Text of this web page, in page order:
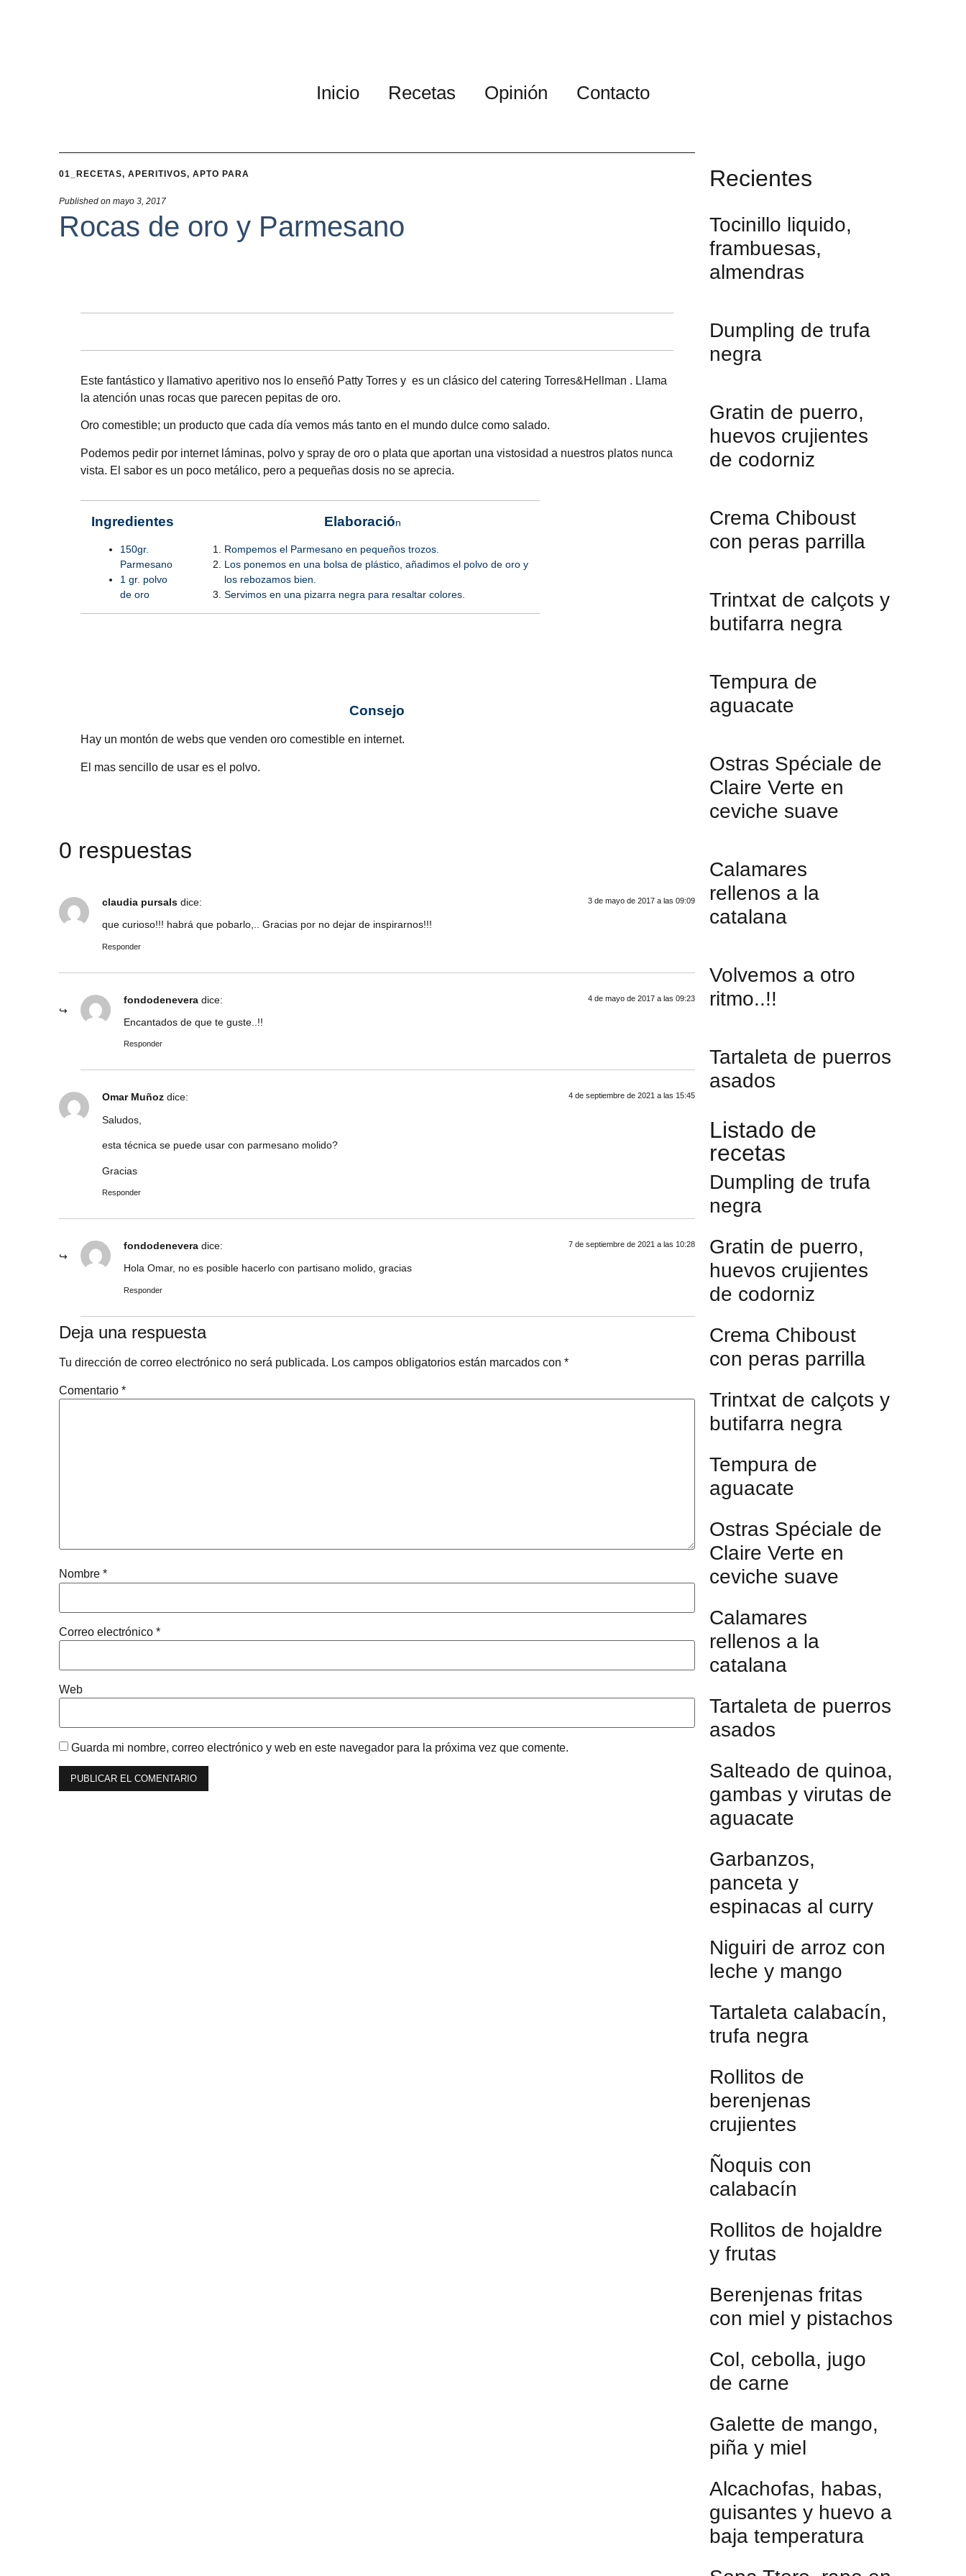
Inicio Recetas Opinión Contacto
01_RECETAS, APERITIVOS, APTO PARA
Published on mayo 3, 2017
Rocas de oro y Parmesano
Este fantástico y llamativo aperitivo nos lo enseñó Patty Torres y es un clásico del catering Torres&Hellman . Llama
la atención unas rocas que parecen pepitas de oro.
Oro comestible; un producto que cada día vemos más tanto en el mundo dulce como salado.
Podemos pedir por internet láminas, polvo y spray de oro o plata que aportan una vistosidad a nuestros platos nunca
vista. El sabor es un poco metálico, pero a pequeñas dosis no se aprecia.
Ingredientes
150gr.
Parmesano
1 gr. polvo
de oro
Elaboración
Rompemos el Parmesano en pequeños trozos.
Los ponemos en una bolsa de plástico, añadimos el polvo de oro y
los rebozamos bien.
Servimos en una pizarra negra para resaltar colores.
Consejo
Hay un montón de webs que venden oro comestible en internet.
El mas sencillo de usar es el polvo.
0 respuestas
claudia pursals dice: 3 de mayo de 2017 a las 09:09
que curioso!!! habrá que pobarlo,.. Gracias por no dejar de inspirarnos!!!
Responder
fondodenevera dice: 4 de mayo de 2017 a las 09:23
Encantados de que te guste..!!
Responder
Omar Muñoz dice: 4 de septiembre de 2021 a las 15:45
Saludos,
esta técnica se puede usar con parmesano molido?
Gracias
Responder
fondodenevera dice: 7 de septiembre de 2021 a las 10:28
Hola Omar, no es posible hacerlo con partisano molido, gracias
Responder
Deja una respuesta
Tu dirección de correo electrónico no será publicada. Los campos obligatorios están marcados con *
Comentario *
Nombre *
Correo electrónico *
Web
Guarda mi nombre, correo electrónico y web en este navegador para la próxima vez que comente.
Recientes
Tocinillo liquido,
frambuesas,
almendras
Dumpling de trufa
negra
Gratin de puerro,
huevos crujientes
de codorniz
Crema Chiboust
con peras parrilla
Trintxat de calçots y
butifarra negra
Tempura de
aguacate
Ostras Spéciale de
Claire Verte en
ceviche suave
Calamares
rellenos a la
catalana
Volvemos a otro
ritmo..!!
Tartaleta de puerros
asados
Listado de
recetas
Dumpling de trufa
negra
Gratin de puerro,
huevos crujientes
de codorniz
Crema Chiboust
con peras parrilla
Trintxat de calçots y
butifarra negra
Tempura de
aguacate
Ostras Spéciale de
Claire Verte en
ceviche suave
Calamares
rellenos a la
catalana
Tartaleta de puerros
asados
Salteado de quinoa,
gambas y virutas de
aguacate
Garbanzos,
panceta y
espinacas al curry
Niguiri de arroz con
leche y mango
Tartaleta calabacín,
trufa negra
Rollitos de
berenjenas
crujientes
Ñoquis con
calabacín
Rollitos de hojaldre
y frutas
Berenjenas fritas
con miel y pistachos
Col, cebolla, jugo
de carne
Galette de mango,
piña y miel
Alcachofas, habas,
guisantes y huevo a
baja temperatura